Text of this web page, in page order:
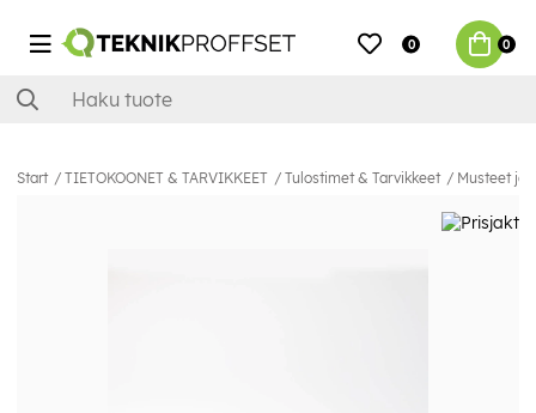
0 0
Start TIETOKOONET & TARVIKKEET Tulostimet & Tarvikkeet Musteet ja